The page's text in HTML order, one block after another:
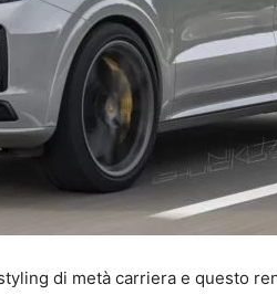
di metà carriera e questo